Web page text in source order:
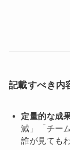
記載すべき内
定量的な成
減」「チー
誰が見ても